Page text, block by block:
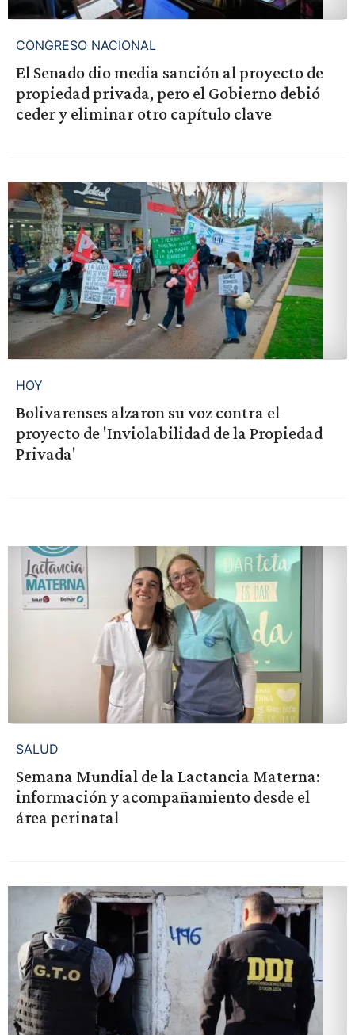
CONGRESO NACIONAL
El Senado dio media sanción al proyecto de
propiedad privada, pero el Gobierno debió
ceder y eliminar otro capítulo clave
HOY
Bolivarenses alzaron su voz contra el
proyecto de 'Inviolabilidad de la Propiedad
Privada'
SALUD
Semana Mundial de la Lactancia Materna:
información y acompañamiento desde el
área perinatal